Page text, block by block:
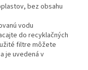
bez obsahu
vodu
do recyklačných
filtre môžete
je uvedená v